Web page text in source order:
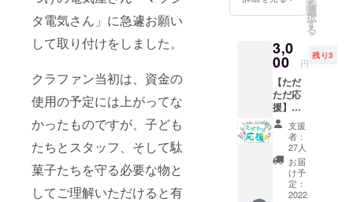
タ電気さん」に急遽お願い
して取り付けをしました。
クラファン当初は、資金の
使用の予定には上がってな
かったものですが、子ども
たちとスタッフ、そして駄
菓子たちを守る必要な物と
してご理解いただけると有
ます。
ひなた
ぼっこ
商店に
来た
ら、
「応援
したよ
～」っ
て声か
けてく
ださ
い！！
おひと
りに大
送りし
ます。
を
選
択
す
る
3,0
00 円
残り3
【ただ
ただ応
援】ひ
なた
ぼっこ
商店を
ただ応
援いた
だける
方用に
支援
者：
27人
お届
け予
定：
2022